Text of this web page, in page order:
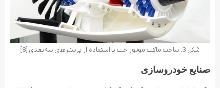
شکل 3. ساخت ماکت موتور جت با استفاده از پرینترهای سه‌بعدی [8]
صنایع خودروسازی